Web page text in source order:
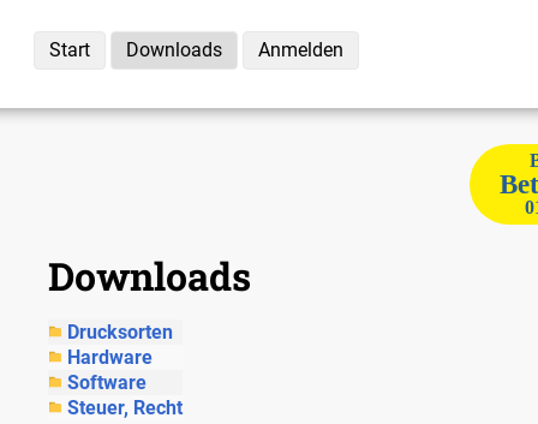
Start Downloads Anmelden
Downloads
Drucksorten
Hardware
Software
Steuer, Recht